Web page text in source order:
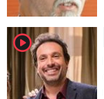
player2